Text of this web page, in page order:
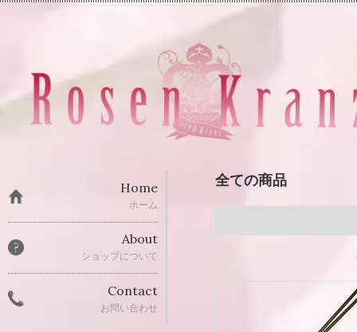
全ての商品
Home
ホーム
About
ショップについて
Contact
お問い合わせ